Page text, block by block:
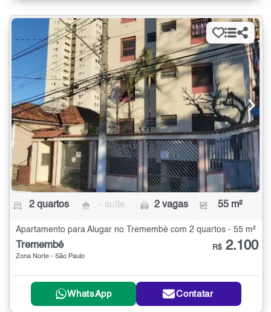
2 quartos - suíte 2 vagas 55 m²
Apartamento para Alugar no Tremembé com 2 quartos - 55 m²
Tremembé
Zona Norte - São Paulo
R$ 2.100
WhatsApp Contatar